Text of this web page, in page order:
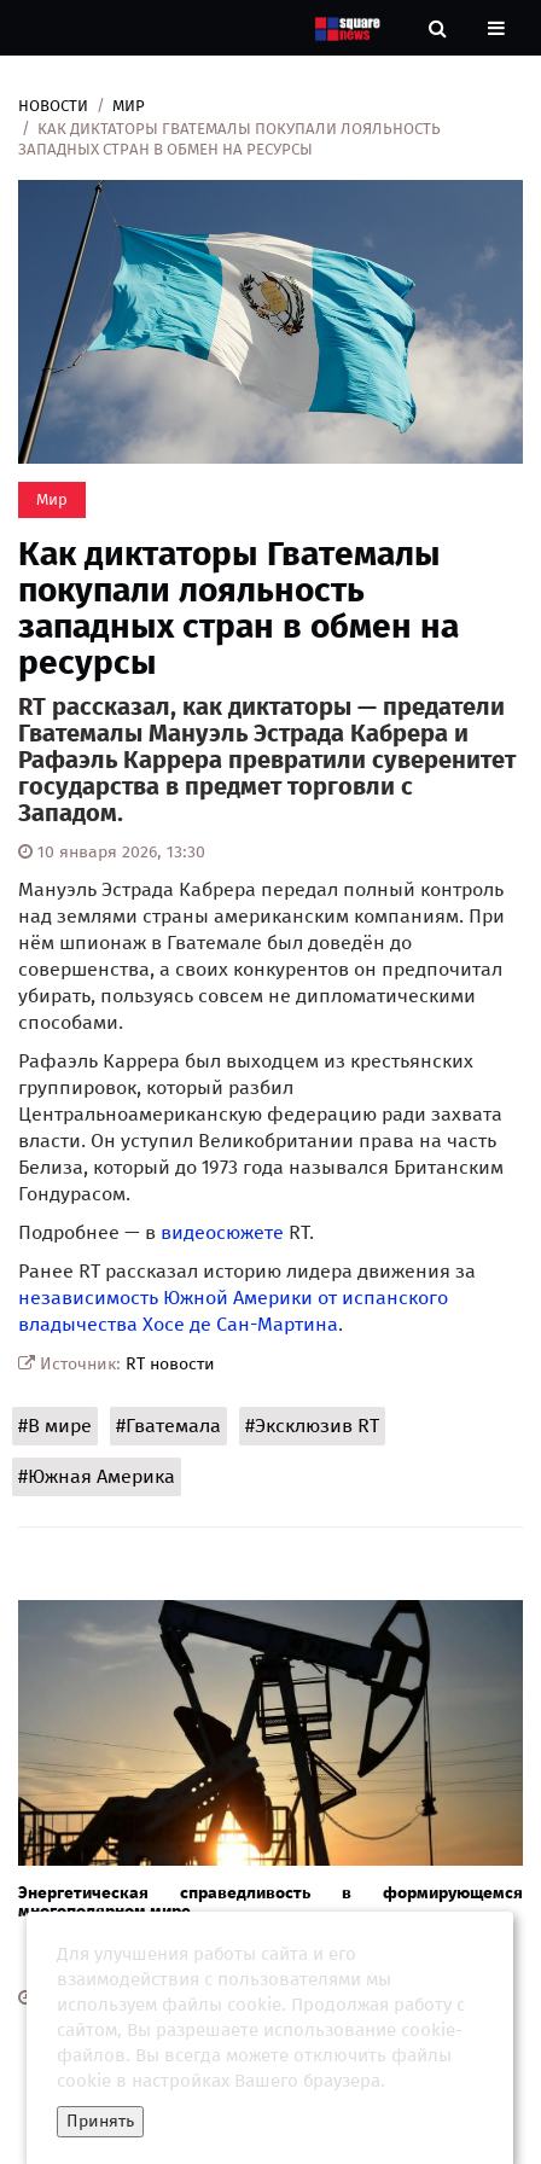
Новости
Рубрики
Контакты
НОВОСТИ
МИР
КАК ДИКТАТОРЫ ГВАТЕМАЛЫ ПОКУПАЛИ ЛОЯЛЬНОСТЬ
ЗАПАДНЫХ СТРАН В ОБМЕН НА РЕСУРСЫ
Мир
Как диктаторы Гватемалы
покупали лояльность
западных стран в обмен на
ресурсы
RT рассказал, как диктаторы — предатели
Гватемалы Мануэль Эстрада Кабрера и
Рафаэль Каррера превратили суверенитет
государства в предмет торговли с
Западом.
10 января 2026, 13:30
Мануэль Эстрада Кабрера передал полный контроль
над землями страны американским компаниям. При
нём шпионаж в Гватемале был доведён до
совершенства, а своих конкурентов он предпочитал
убирать, пользуясь совсем не дипломатическими
способами.
Рафаэль Каррера был выходцем из крестьянских
группировок, который разбил
Центральноамериканскую федерацию ради захвата
власти. Он уступил Великобритании права на часть
Белиза, который до 1973 года назывался Британским
Гондурасом.
Подробнее — в видеосюжете RT.
Ранее RT рассказал историю лидера движения за
независимость Южной Америки от испанского
владычества Хосе де Сан-Мартина.
Источник: RT новости
#В мире #Гватемала #Эксклюзив RT
#Южная Америка
Энергетическая справедливость в формирующемся
многополярном мире
03 июня 2026, 20:01
Для улучшения работы сайта и его
взаимодействия с пользователями мы
используем файлы cookie. Продолжая работу с
сайтом, Вы разрешаете использование cookie-
файлов. Вы всегда можете отключить файлы
cookie в настройках Вашего браузера.
Принять